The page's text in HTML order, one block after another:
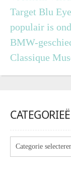
Target Blu
populair is
BMW-
Classique